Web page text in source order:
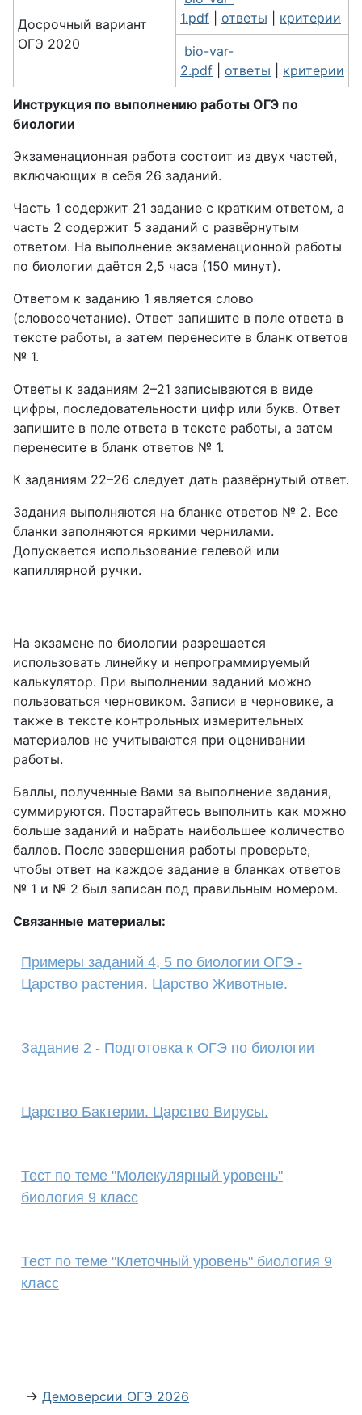
Досрочный вариант
ОГЭ 2020
1.pdf
ответы критерии
bio-var-
2.pdf
ответы критерии
Инструкция по выполнению работы ОГЭ по
биологии
Экзаменационная работа состоит из двух частей,
включающих в себя 26 заданий.
Часть 1 содержит 21 задание с кратким ответом, а
часть 2 содержит 5 заданий с развёрнутым
ответом. На выполнение экзаменационной работы
по биологии даётся 2,5 часа (150 минут).
Ответом к заданию 1 является слово
(словосочетание). Ответ запишите в поле ответа в
тексте работы, а затем перенесите в бланк ответов
№ 1.
Ответы к заданиям 2–21 записываются в виде
цифры, последовательности цифр или букв. Ответ
запишите в поле ответа в тексте работы, а затем
перенесите в бланк ответов № 1.
К заданиям 22–26 следует дать развёрнутый ответ.
Задания выполняются на бланке ответов № 2. Все
бланки заполняются яркими чернилами.
Допускается использование гелевой или
капиллярной ручки.
На экзамене по биологии разрешается
использовать линейку и непрограммируемый
калькулятор. При выполнении заданий можно
пользоваться черновиком. Записи в черновике, а
также в тексте контрольных измерительных
материалов не учитываются при оценивании
работы.
Баллы, полученные Вами за выполнение задания,
суммируются. Постарайтесь выполнить как можно
больше заданий и набрать наибольшее количество
баллов. После завершения работы проверьте,
чтобы ответ на каждое задание в бланках ответов
№ 1 и № 2 был записан под правильным номером.
Связанные материалы:
Примеры заданий 4, 5 по биологии ОГЭ -
Царство растения. Царство Животные.
Задание 2 - Подготовка к ОГЭ по биологии
Царство Бактерии. Царство Вирусы.
Тест по теме "Молекулярный уровень"
биология 9 класс
Тест по теме "Клеточный уровень" биология 9
класс
→ Демоверсии ОГЭ 2026